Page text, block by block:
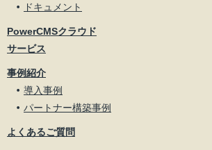
ドキュメント
PowerCMSクラウド
サービス
事例紹介
導入事例
パートナー構築事例
よくあるご質問